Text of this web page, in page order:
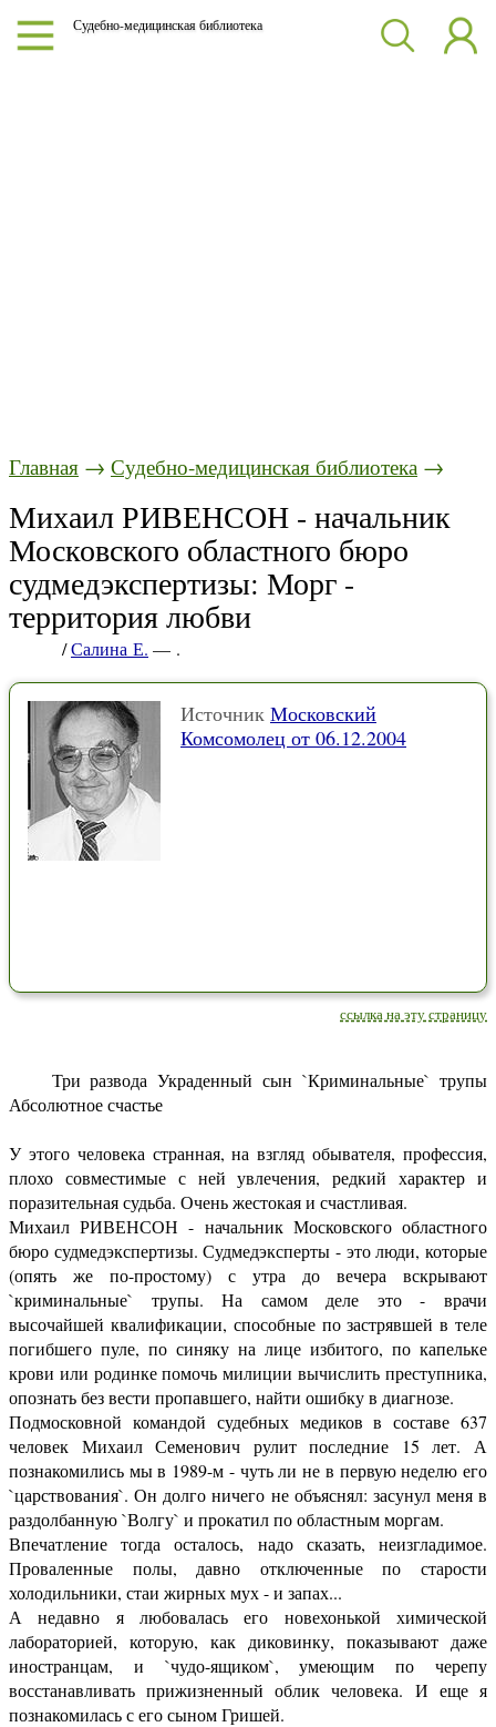
Судебно-медицинская библиотека
Главная → Судебно-медицинская библиотека →
Михаил РИВЕНСОН - начальник
Московского областного бюро
судмедэкспертизы: Морг -
территория любви
/Салина Е. — .
Источник Московский
Комсомолец от 06.12.2004
ссылка на эту страницу
Три развода Украденный сын `Криминальные` трупы
Абсолютное счастье
У этого человека странная, на взгляд обывателя, профессия,
плохо совместимые с ней увлечения, редкий характер и
поразительная судьба. Очень жестокая и счастливая.
Михаил РИВЕНСОН - начальник Московского областного
бюро судмедэкспертизы. Судмедэксперты - это люди, которые
(опять же по-простому) с утра до вечера вскрывают
`криминальные` трупы. На самом деле это - врачи
высочайшей квалификации, способные по застрявшей в теле
погибшего пуле, по синяку на лице избитого, по капельке
крови или родинке помочь милиции вычислить преступника,
опознать без вести пропавшего, найти ошибку в диагнозе.
Подмосковной командой судебных медиков в составе 637
человек Михаил Семенович рулит последние 15 лет. А
познакомились мы в 1989-м - чуть ли не в первую неделю его
`царствования`. Он долго ничего не объяснял: засунул меня в
раздолбанную `Волгу` и прокатил по областным моргам.
Впечатление тогда осталось, надо сказать, неизгладимое.
Проваленные полы, давно отключенные по старости
холодильники, стаи жирных мух - и запах...
А недавно я любовалась его новехонькой химической
лабораторией, которую, как диковинку, показывают даже
иностранцам, и `чудо-ящиком`, умеющим по черепу
восстанавливать прижизненный облик человека. И еще я
познакомилась с его сыном Гришей.